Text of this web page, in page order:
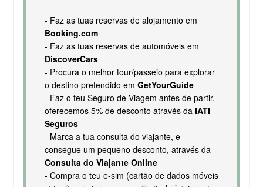
- Faz as tuas reservas de alojamento em
Booking.com
- Faz as tuas reservas de automóveis em
DiscoverCars
- Procura o melhor tour/passeio para explorar
o destino pretendido em GetYourGuide
- Faz o teu Seguro de Viagem antes de partir,
oferecemos 5% de desconto através da IATI
Seguros
- Marca a tua consulta do viajante, e
consegue um pequeno desconto, através da
Consulta do Viajante Online
- Compra o teu e-sim (cartão de dados móveis